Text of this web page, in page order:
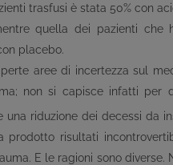
trasfusi è stata 50% con
quella dei pazienti che
placebo.
aree di incertezza sul
non si capisce infatti per
una riduzione dei decessi da
prodotto risultati
E le ragioni sono